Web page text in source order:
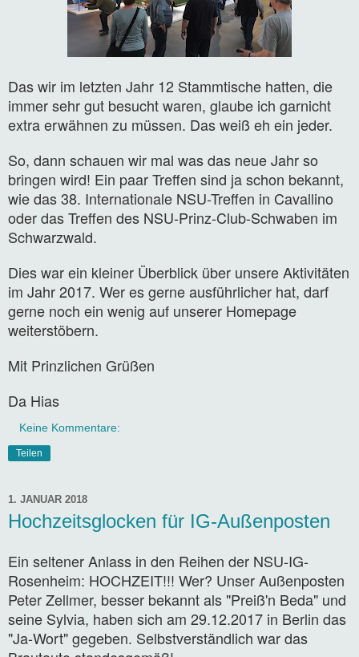
Das wir im letzten Jahr 12 Stammtische hatten, die
immer sehr gut besucht waren, glaube ich garnicht
extra erwähnen zu müssen. Das weiß eh ein jeder.
So, dann schauen wir mal was das neue Jahr so
bringen wird! Ein paar Treffen sind ja schon bekannt,
wie das 38. Internationale NSU-Treffen in Cavallino
oder das Treffen des NSU-Prinz-Club-Schwaben im
Schwarzwald.
Dies war ein kleiner Überblick über unsere Aktivitäten
im Jahr 2017. Wer es gerne ausführlicher hat, darf
gerne noch ein wenig auf unserer Homepage
weiterstöbern.
Mit Prinzlichen Grüßen
Da Hias
Keine Kommentare:
Teilen
1. JANUAR 2018
Hochzeitsglocken für IG-Außenposten
Ein seltener Anlass in den Reihen der NSU-IG-
Rosenheim: HOCHZEIT!!! Wer? Unser Außenposten
Peter Zellmer, besser bekannt als "Preiß'n Beda" und
seine Sylvia, haben sich am 29.12.2017 in Berlin das
"Ja-Wort" gegeben. Selbstverständlich war das